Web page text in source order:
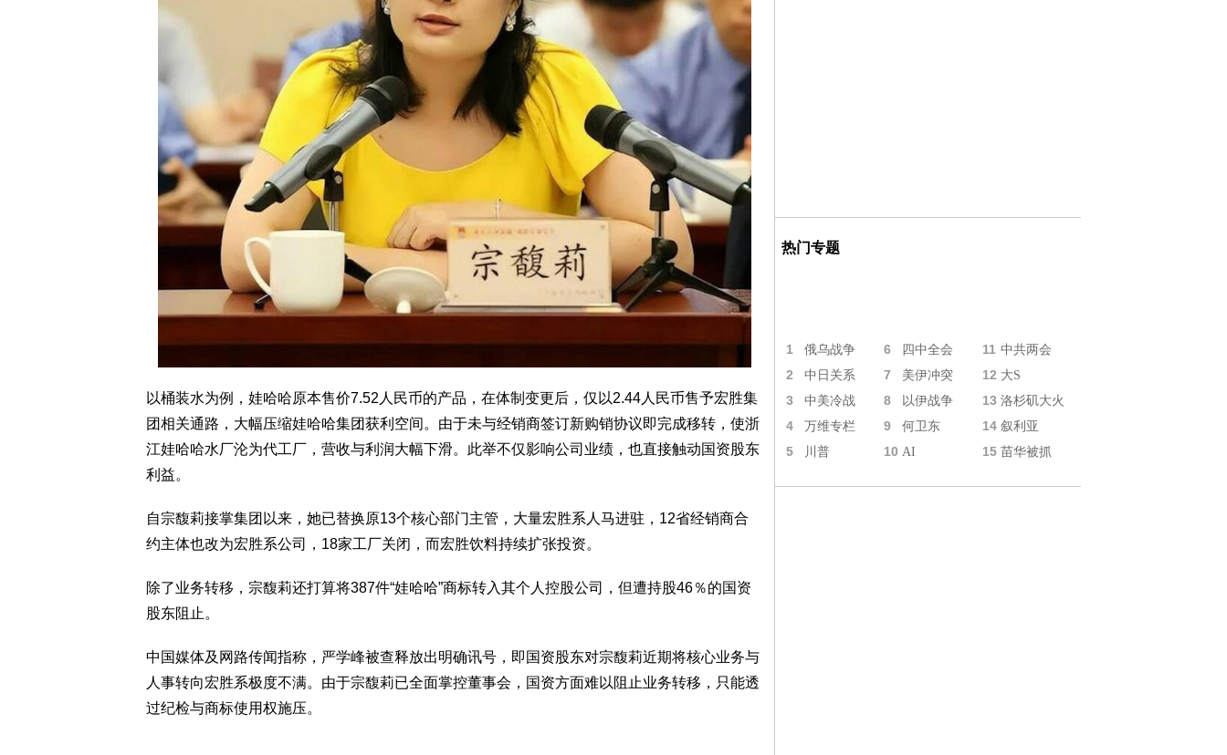
以桶装水为例，娃哈哈原本售价7.52人民币的产品，在体制变更后，仅以2.44人民币售予宏胜集
团相关通路，大幅压缩娃哈哈集团获利空间。由于未与经销商签订新购销协议即完成移转，使浙
江娃哈哈水厂沦为代工厂，营收与利润大幅下滑。此举不仅影响公司业绩，也直接触动国资股东
利益。
自宗馥莉接掌集团以来，她已替换原13个核心部门主管，大量宏胜系人马进驻，12省经销商合
约主体也改为宏胜系公司，18家工厂关闭，而宏胜饮料持续扩张投资。
除了业务转移，宗馥莉还打算将387件“娃哈哈”商标转入其个人控股公司，但遭持股46％的国资
股东阻止。
中国媒体及网路传闻指称，严学峰被查释放出明确讯号，即国资股东对宗馥莉近期将核心业务与
人事转向宏胜系极度不满。由于宗馥莉已全面掌控董事会，国资方面难以阻止业务转移，只能透
过纪检与商标使用权施压。
热门专题
1 俄乌战争 6 四中全会 11 中共两会
2 中日关系 7 美伊冲突 12 大S
3 中美冷战 8 以伊战争 13 洛杉矶大火
4 万维专栏 9 何卫东 14 叙利亚
5 川普 10 AI 15 苗华被抓